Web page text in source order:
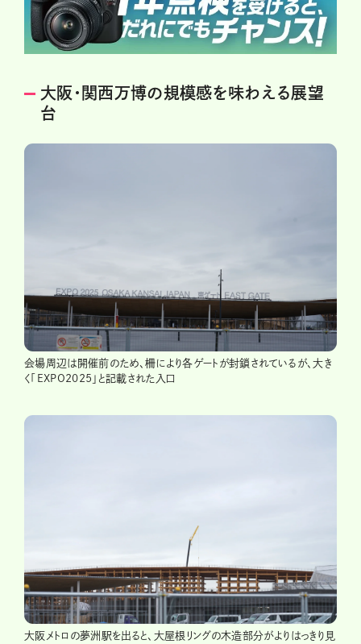
大阪・関西万博の規模感を味わえる展望
台
会場周辺は開催前のため、柵により各ゲートが封鎖されているが、大き
く「EXPO2025」と記載された入口
大阪メトロの夢洲駅を出ると、大屋根リングの木造部分がよりはっきり見